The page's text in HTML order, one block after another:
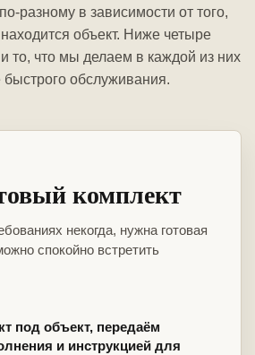
разному в зависимости от того,
объект. Ниже четыре
то, что мы делаем в каждой из них
обслуживания.
комплект
некогда, нужна готовая
спокойно встретить
под объект, передаём
и инструкцией для